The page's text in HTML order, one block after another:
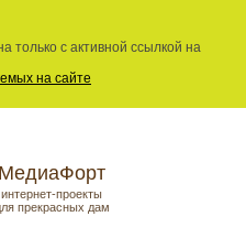
только с активной ссылкой на
на сайте
МедиаФорт
интернет-проекты
прекрасных дам